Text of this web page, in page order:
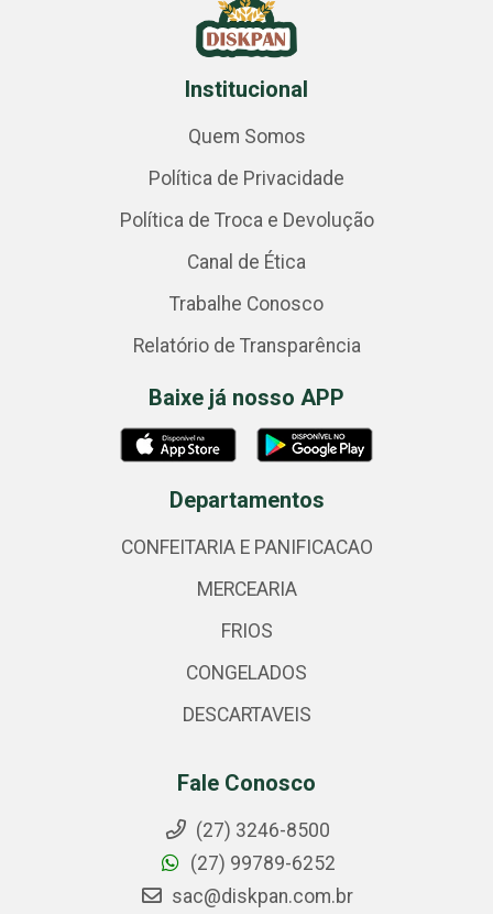
Institucional
Quem Somos
Política de Privacidade
Política de Troca e Devolução
Canal de Ética
Trabalhe Conosco
Relatório de Transparência
Baixe já nosso APP
Departamentos
CONFEITARIA E PANIFICACAO
MERCEARIA
FRIOS
CONGELADOS
DESCARTAVEIS
Fale Conosco
(27) 3246-8500
(27) 99789-6252
sac@diskpan.com.br